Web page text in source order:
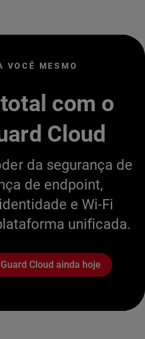
VOCÊ MESMO
com o
Cloud
da segurança de
de endpoint,
e Wi-Fi
unificada.
Cloud ainda hoje